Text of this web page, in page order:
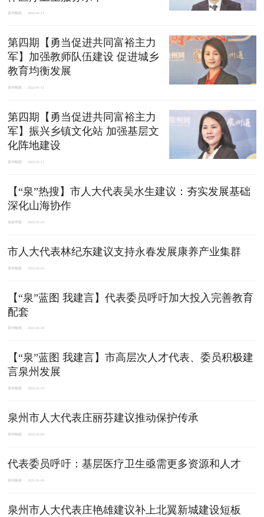
泉州晚报 2022-01-11
第四期【勇当促进共同富裕主力
军】加强教师队伍建设 促进城乡
教育均衡发展
泉州晚报 2022-01-11
第四期【勇当促进共同富裕主力
军】振兴乡镇文化站 加强基层文
化阵地建设
泉州晚报 2022-01-11
【“泉”热搜】市人大代表吴水生建议：夯实发展基础
深化山海协作
东南早报 2022-01-10
市人大代表林纪东建议支持永春发展康养产业集群
泉州晚报 2022-01-10
【“泉”蓝图 我建言】代表委员呼吁加大投入完善教育
配套
泉州晚报 2022-01-10
【“泉”蓝图 我建言】市高层次人才代表、委员积极建
言泉州发展
泉州晚报 2022-01-10
泉州市人大代表庄丽芬建议推动保护传承
泉州晚报 2022-01-09
代表委员呼吁：基层医疗卫生亟需更多资源和人才
泉州晚报 2022-01-09
泉州市人大代表庄艳雄建议补上北翼新城建设短板